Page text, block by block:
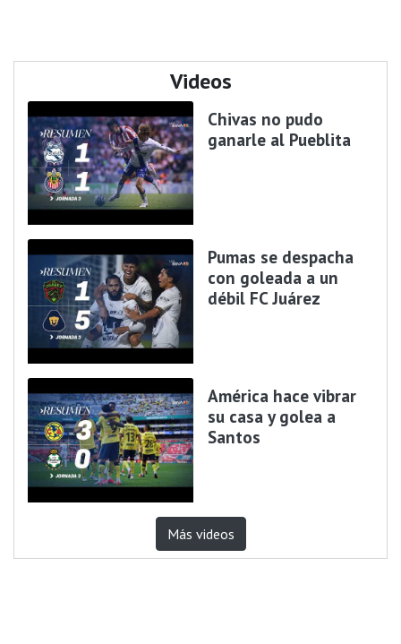
Videos
Chivas no pudo
ganarle al Pueblita
Pumas se despacha
con goleada a un
débil FC Juárez
América hace vibrar
su casa y golea a
Santos
Más videos